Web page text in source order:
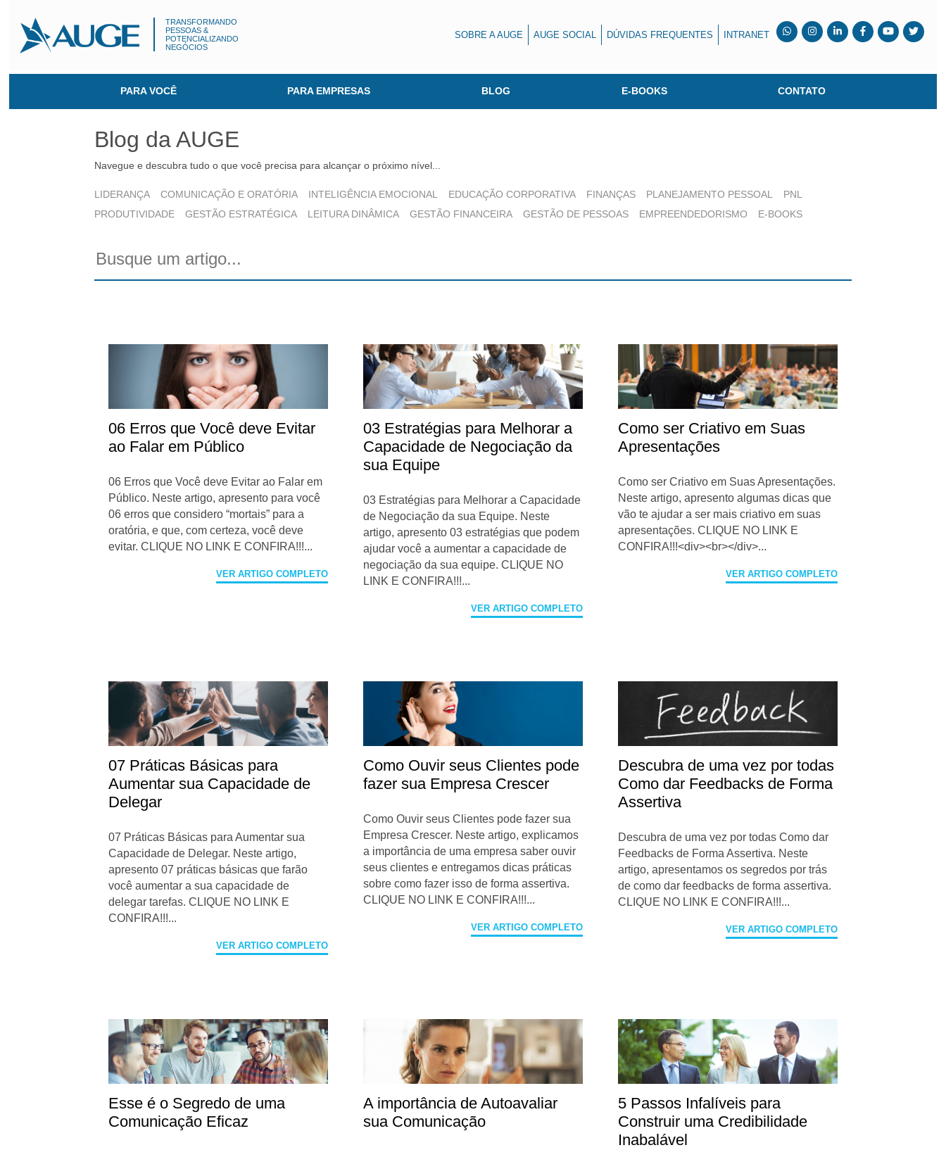
TRANSFORMANDO
PESSOAS &
POTENCIALIZANDO
NEGÓCIOS
SOBRE A AUGE AUGE SOCIAL DÚVIDAS FREQUENTES INTRANET
PARA VOCÊ PARA EMPRESAS BLOG E-BOOKS CONTATO
Blog da AUGE
Navegue e descubra tudo o que você precisa para alcançar o próximo nível...
LIDERANÇA COMUNICAÇÃO E ORATÓRIA INTELIGÊNCIA EMOCIONAL EDUCAÇÃO CORPORATIVA FINANÇAS PLANEJAMENTO PESSOAL
PNL
PRODUTIVIDADE
GESTÃO ESTRATÉGICA LEITURA DINÂMICA GESTÃO FINANCEIRA GESTÃO DE PESSOAS EMPREENDEDORISMO E-BOOKS
06 Erros que Você deve Evitar
ao Falar em Público
06 Erros que Você deve Evitar ao Falar em
Público. Neste artigo, apresento para você
06 erros que considero “mortais” para a
oratória, e que, com certeza, você deve
evitar. CLIQUE NO LINK E CONFIRA!!!...
VER ARTIGO COMPLETO
03 Estratégias para Melhorar a
Capacidade de Negociação da
sua Equipe
03 Estratégias para Melhorar a Capacidade
de Negociação da sua Equipe. Neste
artigo, apresento 03 estratégias que podem
ajudar você a aumentar a capacidade de
negociação da sua equipe. CLIQUE NO
LINK E CONFIRA!!!...
VER ARTIGO COMPLETO
Como ser Criativo em Suas
Apresentações
Como ser Criativo em Suas Apresentações.
Neste artigo, apresento algumas dicas que
vão te ajudar a ser mais criativo em suas
apresentações. CLIQUE NO LINK E
CONFIRA!!!<div><br></div>...
VER ARTIGO COMPLETO
07 Práticas Básicas para
Aumentar sua Capacidade de
Delegar
07 Práticas Básicas para Aumentar sua
Capacidade de Delegar. Neste artigo,
apresento 07 práticas básicas que farão
você aumentar a sua capacidade de
delegar tarefas. CLIQUE NO LINK E
CONFIRA!!!...
VER ARTIGO COMPLETO
Como Ouvir seus Clientes pode
fazer sua Empresa Crescer
Como Ouvir seus Clientes pode fazer sua
Empresa Crescer. Neste artigo, explicamos
a importância de uma empresa saber ouvir
seus clientes e entregamos dicas práticas
sobre como fazer isso de forma assertiva.
CLIQUE NO LINK E CONFIRA!!!...
VER ARTIGO COMPLETO
Descubra de uma vez por todas
Como dar Feedbacks de Forma
Assertiva
Descubra de uma vez por todas Como dar
Feedbacks de Forma Assertiva. Neste
artigo, apresentamos os segredos por trás
de como dar feedbacks de forma assertiva.
CLIQUE NO LINK E CONFIRA!!!...
VER ARTIGO COMPLETO
Esse é o Segredo de uma
Comunicação Eficaz
A importância de Autoavaliar
sua Comunicação
5 Passos Infalíveis para
Construir uma Credibilidade
Inabalável